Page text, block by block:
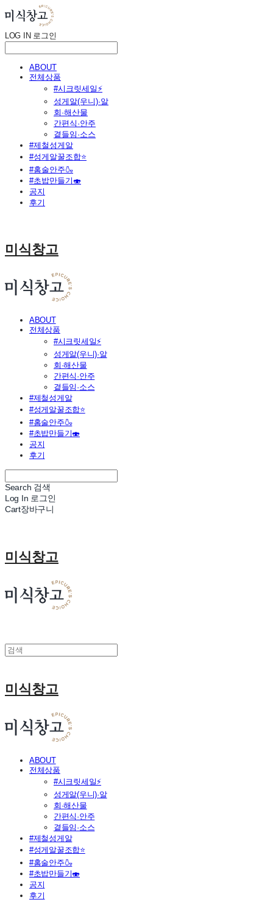
LOG IN 로그인
ABOUT
전체상품
#시크릿세일⚡
성게알(우니)·알
회·해산물
간편식·안주
곁들임·소스
#제철성게알
#성게알꿀조합⭐
#홈술안주🍶
#초밥만들기🍣
공지
후기
미식창고
ABOUT
전체상품
#시크릿세일⚡
성게알(우니)·알
회·해산물
간편식·안주
곁들임·소스
#제철성게알
#성게알꿀조합⭐
#홈술안주🍶
#초밥만들기🍣
공지
후기
Search 검색
Log In 로그인
Cart장바구니
미식창고
미식창고
ABOUT
전체상품
#시크릿세일⚡
성게알(우니)·알
회·해산물
간편식·안주
곁들임·소스
#제철성게알
#성게알꿀조합⭐
#홈술안주🍶
#초밥만들기🍣
공지
후기